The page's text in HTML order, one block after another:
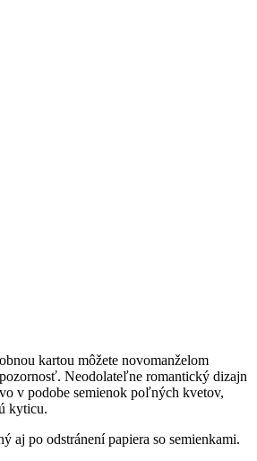
kartou môžete novomanželom
Neodolateľne romantický dizajn
v podobe semienok poľných kvetov,
kyticu.
aj po odstránení papiera so semienkami.